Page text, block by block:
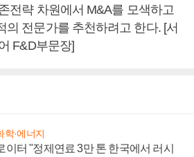
전략 차원에서 M&A를 모색하고
의 전문가를 추천하려고 한다. [서
F&D부문장]
학·에너지
이터 "정제연료 3만 톤 한국에서 러시